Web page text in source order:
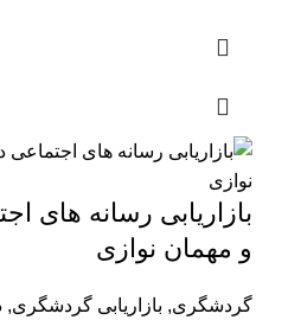
بازاریابی رسانه های
و مهمان نوازی
گردشگری, بازاریابی گردشگری,